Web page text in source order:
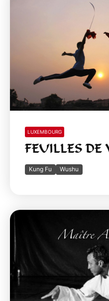
LUXEMBOURG
FEUILLES
Kung Fu Wushu